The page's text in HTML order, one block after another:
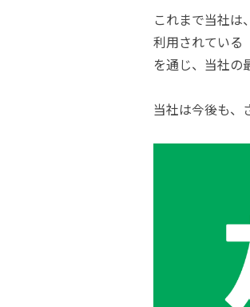
これまで当社は
利用されている
を通じ、当社の
当社は今後も、